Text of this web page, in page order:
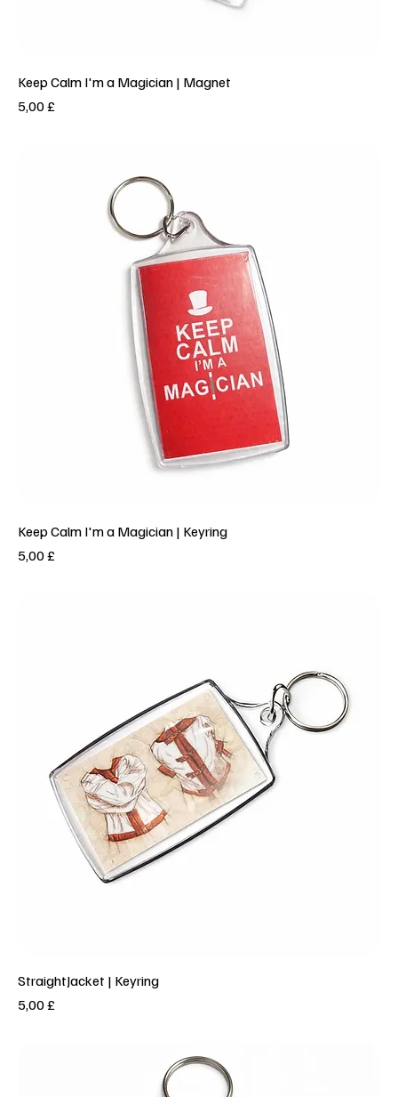
Keep Calm I'm a Magician | Magnet
Prezzo
5,00 £
Keep Calm I'm a Magician | Keyring
Prezzo
5,00 £
StraightJacket | Keyring
Prezzo
5,00 £